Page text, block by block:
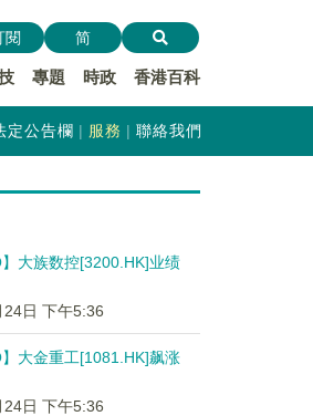
專題 時政 香港百科
閱 简
定公告欄 服務 聯絡我們
】大族数控[3200.HK]业绩
24日 下午5:36
】大金重工[1081.HK]飙涨
24日 下午5:36